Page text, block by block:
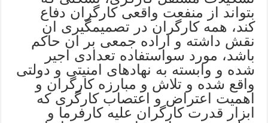
بتواند از منفعت واقعی کارگران دفاع
کند، همه کارگران در تصمیمگیری ان
نقش داشته و اراده جمعی بر ان حاکم
باشد، مورد سواستفاده تعدادی اجیر
شده و وابسته به نهادهای امنیتی و دولتی
واقع شده و تلاش و مبارزه کارگران و
اهمیت اعتراض و اعتصاب کارگری که
ابزار قدرت کارگران علیه کارفرما و